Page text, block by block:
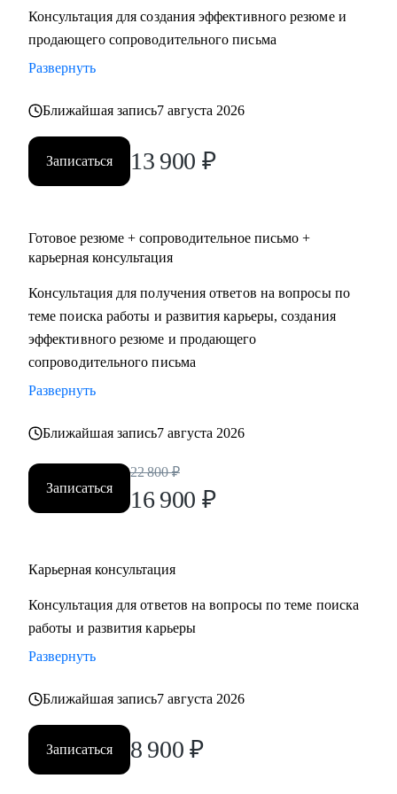
• Два высших образования - Менеджмент и Стратегическое
управление персоналом. Дополнительное образование в
сфере коучинга и карьерного консультирования.
С чем помогу:
• Нет приглашений на интервью - разберем, почему рынок
не видит вашу ценность, и исправим.
• Не знаете, как выгодно представить опыт - соберем
• Перерыв в работе, разнородный бэкграунд (нелинейный
которая закроет вопросы нанимающей стороны.
• Карьерный переход или выход на новый уровень дохода -
выстроим стратегию с конкретными шагами.
• Готовитесь к важному интервью - отработаем ответы и
подсветим сильные стороны.
тренды и ваше позиционирование.
плыть по течению, но не знаете с чего начать ;)
глубокой экспертизы и использования в работе различных
Консультация для создания эффективного резюме и
продающего сопроводительного письма
Развернуть
Ближайшая запись7 августа 2026
Записаться 13 900 ₽
Готовое резюме + сопроводительное письмо +
карьерная консультация
Консультация для получения ответов на вопросы по
теме поиска работы и развития карьеры, создания
эффективного резюме и продающего
сопроводительного письма
Развернуть
Ближайшая запись7 августа 2026
Записаться
22 800 ₽
16 900 ₽
Карьерная консультация
Консультация для ответов на вопросы по теме поиска
работы и развития карьеры
Развернуть
Ближайшая запись7 августа 2026
Записаться 8 900 ₽